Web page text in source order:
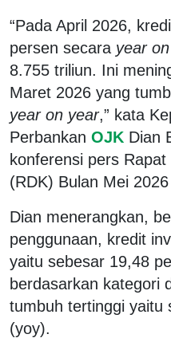
“Pada April 2026,
persen secara year
8.755 triliun. Ini
Maret 2026 yang
year on year,” kata
Perbankan OJK Dian
konferensi pers
(RDK) Bulan Mei
Dian menerangkan,
penggunaan, kredit
yaitu sebesar 19,48
berdasarkan kategori
tumbuh tertinggi yaitu
(yoy).